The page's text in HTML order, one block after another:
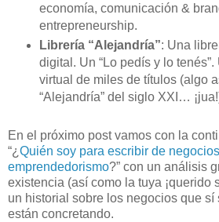
economía, comunicación &
entrepreneurship.
Librería “Alejandría”: Una
digital. Un “Lo pedís y lo
virtual de miles de títulos (algo
“Alejandría” del siglo XXI…
En el próximo post vamos con la
“¿ Quién soy para escribir de
emprendedorismo?” con un análisis
existencia (así como la tuya ¡querido
un historial sobre los negocios que sí
están concretando.